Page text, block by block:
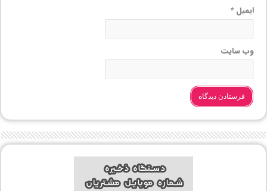
ایمیل*
وب‌ سایت